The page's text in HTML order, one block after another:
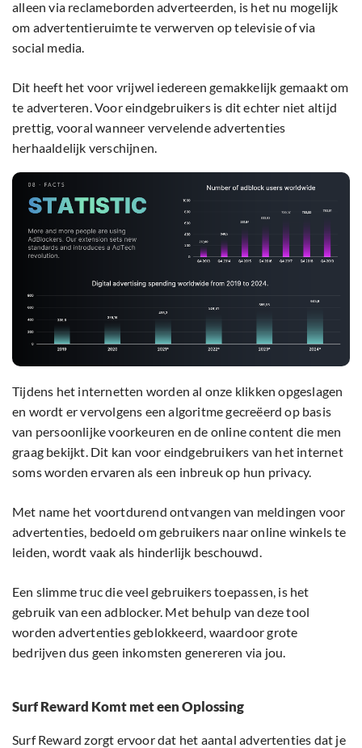
alleen via reclameborden adverteerden, is het nu mogelijk
om advertentieruimte te verwerven op televisie of via
social media.
Dit heeft het voor vrijwel iedereen gemakkelijk gemaakt om
te adverteren. Voor eindgebruikers is dit echter niet altijd
prettig, vooral wanneer vervelende advertenties
herhaaldelijk verschijnen.
Tijdens het internetten worden al onze klikken opgeslagen
en wordt er vervolgens een algoritme gecreëerd op basis
van persoonlijke voorkeuren en de online content die men
graag bekijkt. Dit kan voor eindgebruikers van het internet
soms worden ervaren als een inbreuk op hun privacy.
Met name het voortdurend ontvangen van meldingen voor
advertenties, bedoeld om gebruikers naar online winkels te
leiden, wordt vaak als hinderlijk beschouwd.
Een slimme truc die veel gebruikers toepassen, is het
gebruik van een adblocker. Met behulp van deze tool
worden advertenties geblokkeerd, waardoor grote
bedrijven dus geen inkomsten genereren via jou.
Surf Reward Komt met een Oplossing
Surf Reward zorgt ervoor dat het aantal advertenties dat je